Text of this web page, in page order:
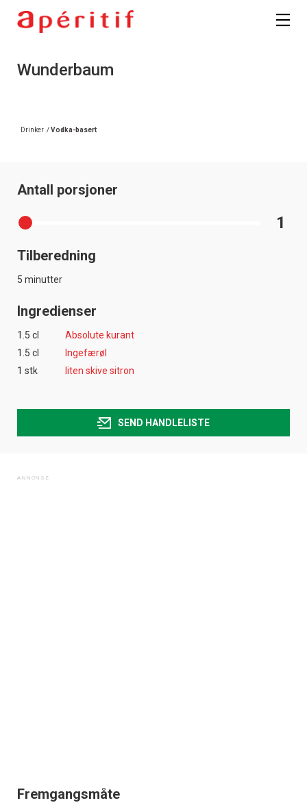
Wunderbaum
Drinker /Vodka-basert
Antall porsjoner
1
Tilberedning
5 minutter
Ingredienser
1.5 cl
Absolute kurant
1.5 cl
Ingefærøl
1 stk
liten skive sitron
SEND HANDLELISTE
Fremgangsmåte